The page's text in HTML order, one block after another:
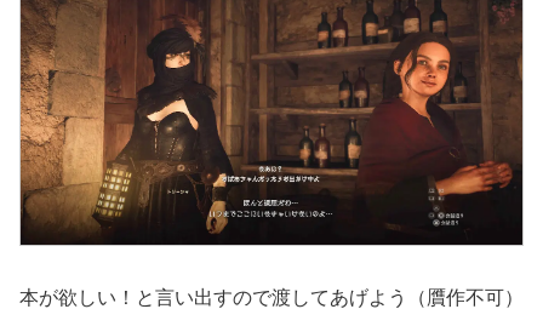
本が欲しい！と言い出すので渡してあげよう（贋作不可）